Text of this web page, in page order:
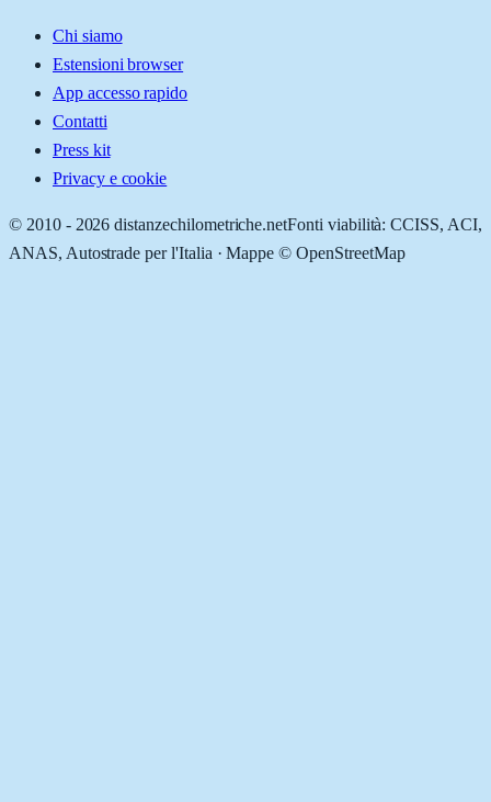
Chi siamo
Estensioni browser
App accesso rapido
Contatti
Press kit
Privacy e cookie
© 2010 - 2026 distanzechilometriche.netFonti viabilità: CCISS, ACI,
ANAS, Autostrade per l'Italia · Mappe © OpenStreetMap